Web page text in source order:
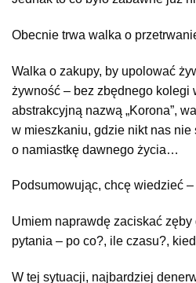
Obecnie trwa walka o
Walka o zakupy, by upolować
żywność – bez zbędnego kolegi
abstrakcyjną nazwą „Korona”,
w mieszkaniu, gdzie nikt nas
o namiastkę dawnego życia…
Podsumowując, chcę wiedzieć
Umiem naprawdę zaciskać
pytania – po co?, ile czasu?,
W tej sytuacji, najbardziej